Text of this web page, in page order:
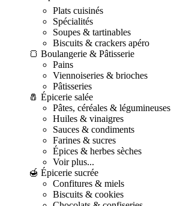
Plats cuisinés
Spécialités
Soupes & tartinables
Biscuits & crackers apéro
🍞 Boulangerie & Pâtisserie
Pains
Viennoiseries & brioches
Pâtisseries
🧂 Épicerie salée
Pâtes, céréales & légumineuses
Huiles & vinaigres
Sauces & condiments
Farines & sucres
Épices & herbes sèches
Voir plus...
🍯 Épicerie sucrée
Confitures & miels
Biscuits & cookies